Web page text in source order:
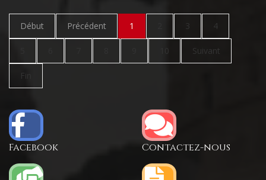
Début Précédent 1 3 4
Suivant
Fin
Facebook Contactez-nous